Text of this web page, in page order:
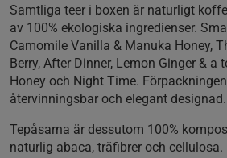
Samtliga teer i boxen är naturligt
av 100% ekologiska ingredienser.
Camomile Vanilla & Manuka Honey,
Berry, After Dinner, Lemon Ginger & a
Honey och Night Time.
återvinningsbar och elegant designad.
Tepåsarna är dessutom 100%
naturlig abaca, träfibrer och cellulosa.